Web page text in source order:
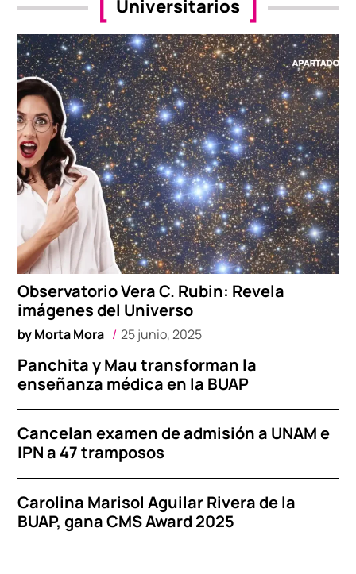
Universitarios
Observatorio Vera C. Rubin: Revela
imágenes del Universo
byMorta Mora 25 junio, 2025
Panchita y Mau transforman la
enseñanza médica en la BUAP
Cancelan examen de admisión a UNAM e
IPN a 47 tramposos
Carolina Marisol Aguilar Rivera de la
BUAP, gana CMS Award 2025